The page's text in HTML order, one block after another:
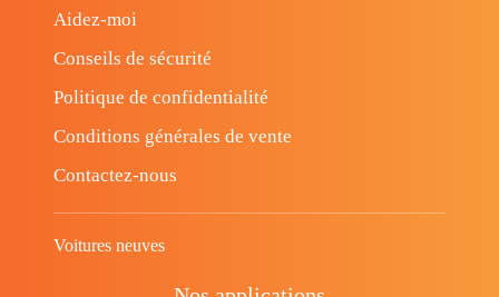
Aidez-moi
Conseils de sécurité
Politique de confidentialité
Conditions générales de vente
Contactez-nous
Voitures neuves